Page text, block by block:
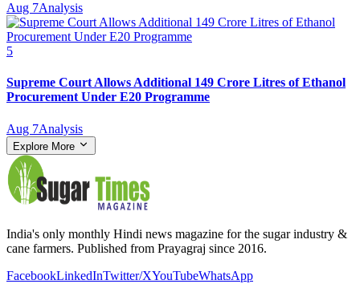
Aug 7Analysis
5
Supreme Court Allows Additional 149 Crore Litres of Ethanol
Procurement Under E20 Programme
Aug 7Analysis
Explore More
India's only monthly Hindi news magazine for the sugar industry &
cane farmers. Published from Prayagraj since 2016.
FacebookLinkedInTwitter/XYouTubeWhatsApp